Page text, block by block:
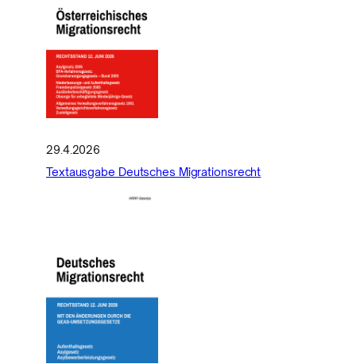
29.4.2026
Textausgabe Deutsches Migrationsrecht